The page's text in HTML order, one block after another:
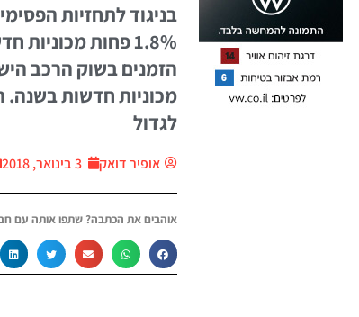
1.8% פחות
מכוניות חדשות בשנה.
לגדול
אופיר דואק 3 בינואר, 2018
אוהבים את הכתבה? שתפו אותה עם